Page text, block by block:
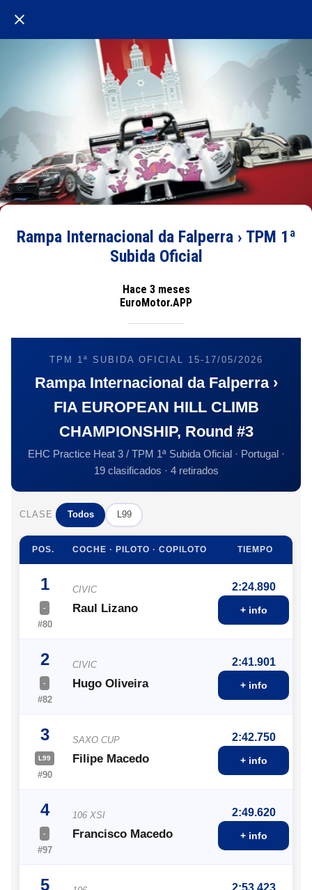
Rampa Internacional da Falperra › TPM 1ª
Subida Oficial
Hace 3 meses
EuroMotor.APP
TPM 1ª SUBIDA OFICIAL 15-17/05/2026
Rampa Internacional da Falperra ›
FIA EUROPEAN HILL CLIMB
CHAMPIONSHIP, Round #3
EHC Practice Heat 3 / TPM 1ª Subida Oficial · Portugal ·
19 clasificados · 4 retirados
CLASE Todos L99
POS. COCHE · PILOTO · COPILOTO TIEMPO
1
-
#80
CIVIC
Raul Lizano
2:24.890
+ info
2
-
#82
CIVIC
Hugo Oliveira
2:41.901
+ info
3
L99
#90
SAXO CUP
Filipe Macedo
2:42.750
+ info
4
-
#97
106 XSI
Francisco Macedo
2:49.620
+ info
5 2:53.423